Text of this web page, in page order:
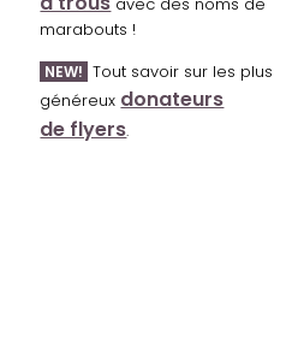
avec des noms de
marabouts !
NEW! Tout savoir sur les plus
généreux donateurs
de flyers.